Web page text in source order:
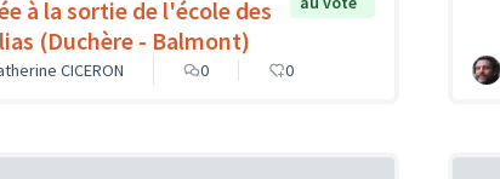
à la sortie de l'école des
(Duchère - Balmont)
CICERON 0 0